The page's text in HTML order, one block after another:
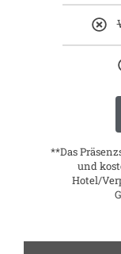
**Das
und
Hotel/